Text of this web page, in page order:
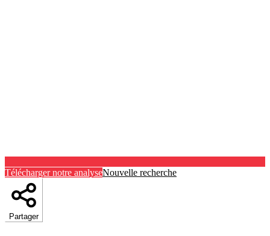
Télécharger notre analyseNouvelle recherche
Partager